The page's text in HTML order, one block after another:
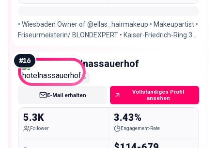
• Wiesbaden Owner of @ellas_hairmakeup • Makeupartist •
Friseurmeisterin/ BLONDEXPERT • Kaiser-Friedrich-Ring 32
#16 hotelnassauerhof
Nano
E-Mail erhalten
Vollständiges Profil
ansehen
5.3K
Follower
3.43%
Engagement-Rate